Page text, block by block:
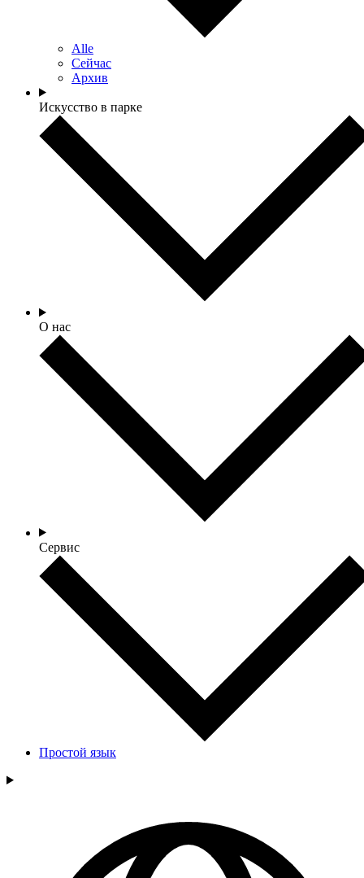
Alle
Сейчас
Архив
Искусство в парке
О нас
Сервис
Простой язык